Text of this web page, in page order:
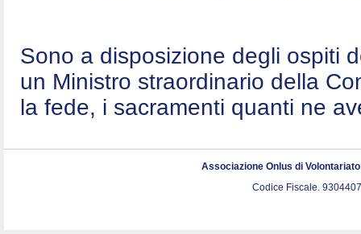
Sono a disposizione degli ospiti
un Ministro straordinario della
la fede, i sacramenti quanti ne
Associazione Onlus di
Codice Fiscale.